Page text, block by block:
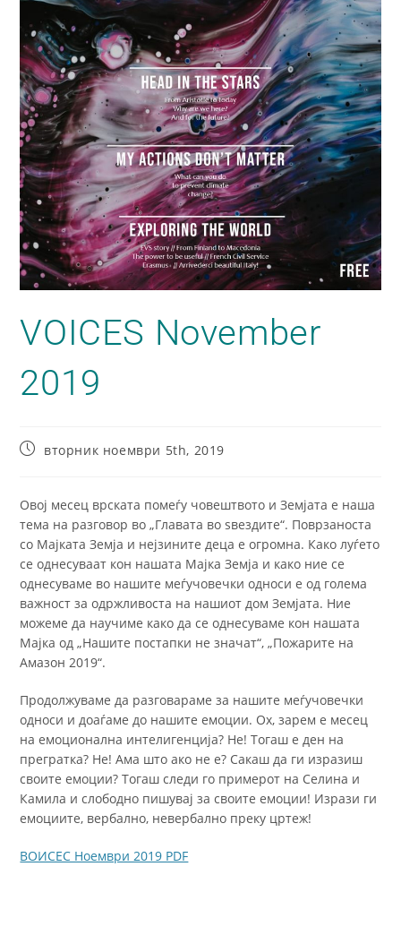
VOICES November
2019
вторник ноември 5th, 2019
Овој месец врската помеѓу човештвото и Земјата е наша
тема на разговор во „Главата во ѕвездите“. Поврзаноста
со Мајката Земја и нејзините деца е огромна. Како луѓето
се однесуваат кон нашaта Мајка Земја и како ние се
однесуваме во нашите меѓучовечки односи е од голема
важност за одржливоста на нашиот дом Земјата. Ние
можеме да научиме како да се однесуваме кон нашата
Мајка од „Нашите постапки не значат“, „Пожарите на
Амазон 2019“.
Продолжуваме да разговараме за нашите меѓучовечки
односи и доаѓаме до нашите емоции. Ох, зарем е месец
на емоционална интелигенција? Не! Тогаш е ден на
прегратка? Не! Ама што ако не е? Сакаш да ги изразиш
своите емоции? Тогаш следи го примерот на Селина и
Камила и слободно пишувај за своите емоции! Изрази ги
емоциите, вербално, невербално преку цртеж!
ВОИСЕС Ноември 2019 PDF